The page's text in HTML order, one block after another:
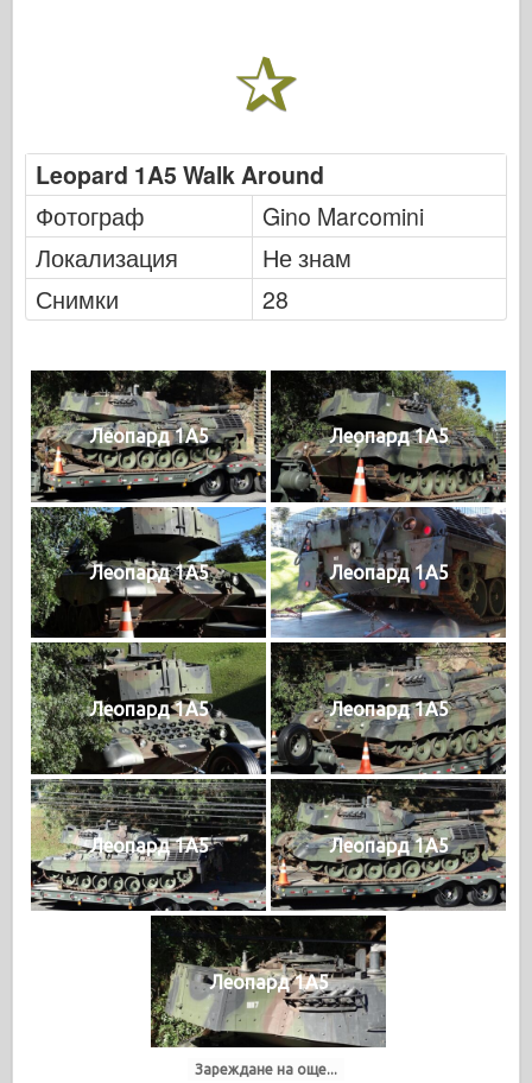
Leopard 1A5 Walk Around
Фотограф
Gino Marcomini
Локализация
Не знам
Снимки
28
Леопард 1A5 Леопард 1A5
Леопард 1A5 Леопард 1A5
Леопард 1A5 Леопард 1A5
Леопард 1A5 Леопард 1A5
Леопард 1A5
Зареждане на още...